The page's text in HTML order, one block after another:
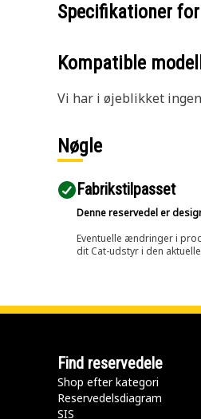
Specifikationer
Kompatible
Vi har i øjeblikket
Nøgle
Fabrikstilpasset
Denne reservedel er
Eventuelle ændringer i
dit Cat-udstyr i den
Find reservedele
Shop efter kategori
Reservedelsdiagram
SIS